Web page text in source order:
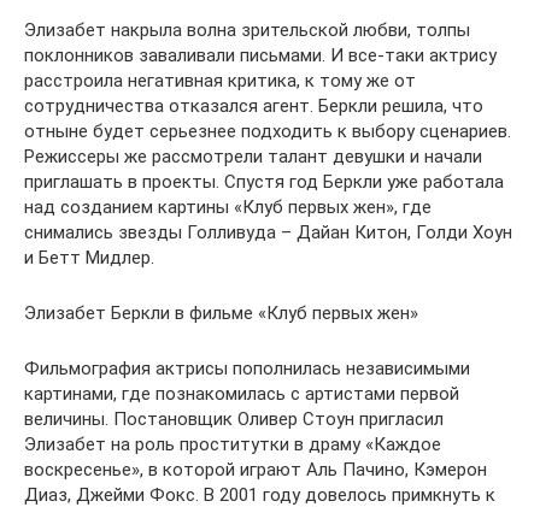
Элизабет накрыла волна зрительской любви, толпы
поклонников заваливали письмами. И все-таки актрису
расстроила негативная критика, к тому же от
сотрудничества отказался агент. Беркли решила, что
отныне будет серьезнее подходить к выбору сценариев.
Режиссеры же рассмотрели талант девушки и начали
приглашать в проекты. Спустя год Беркли уже работала
над созданием картины «Клуб первых жен», где
снимались звезды Голливуда – Дайан Китон, Голди Хоун
и Бетт Мидлер.
Элизабет Беркли в фильме «Клуб первых жен»
Фильмография актрисы пополнилась независимыми
картинами, где познакомилась с артистами первой
величины. Постановщик Оливер Стоун пригласил
Элизабет на роль проститутки в драму «Каждое
воскресенье», в которой играют Аль Пачино, Кэмерон
Диаз, Джейми Фокс. В 2001 году довелось примкнуть к